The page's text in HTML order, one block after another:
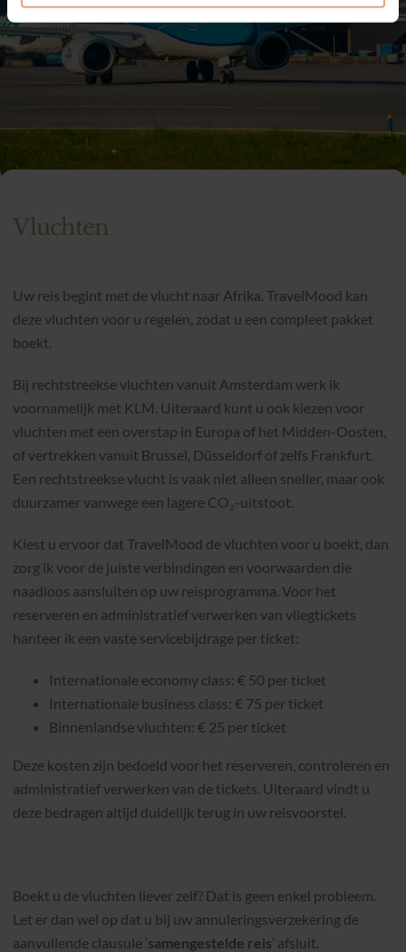
Vluchten
Uw reis begint met de vlucht naar Afrika. TravelMood kan
deze vluchten voor u regelen, zodat u een compleet pakket
boekt.
Bij rechtstreekse vluchten vanuit Amsterdam werk ik
voornamelijk met KLM. Uiteraard kunt u ook kiezen voor
vluchten met een overstap in Europa of het Midden-Oosten,
of vertrekken vanuit Brussel, Düsseldorf of zelfs Frankfurt.
Een rechtstreekse vlucht is vaak niet alleen sneller, maar ook
duurzamer vanwege een lagere CO₂-uitstoot.
Kiest u ervoor dat TravelMood de vluchten voor u boekt, dan
zorg ik voor de juiste verbindingen en voorwaarden die
naadloos aansluiten op uw reisprogramma. Voor het
reserveren en administratief verwerken van vliegtickets
hanteer ik een vaste servicebijdrage per ticket:
Internationale economy class: € 50 per ticket
Internationale business class: € 75 per ticket
Binnenlandse vluchten: € 25 per ticket
Deze kosten zijn bedoeld voor het reserveren, controleren en
administratief verwerken van de tickets. Uiteraard vindt u
deze bedragen altijd duidelijk terug in uw reisvoorstel.
Boekt u de vluchten liever zelf? Dat is geen enkel probleem.
Let er dan wel op dat u bij uw annuleringsverzekering de
aanvullende clausule ‘samengestelde reis’ afsluit.